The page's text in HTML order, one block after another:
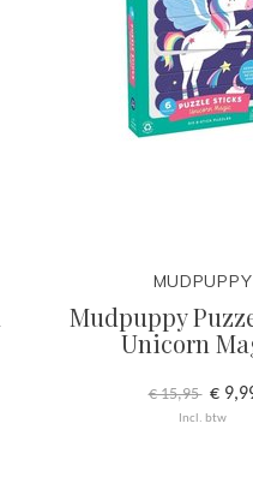
MUDPUPPY
Mudpuppy
Unicorn
€ 15,95 €
Incl. btw